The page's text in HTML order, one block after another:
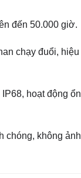
đến 50.000 giờ.
chạy đuổi, hiệu
hoạt động ổn
chóng, không ảnh